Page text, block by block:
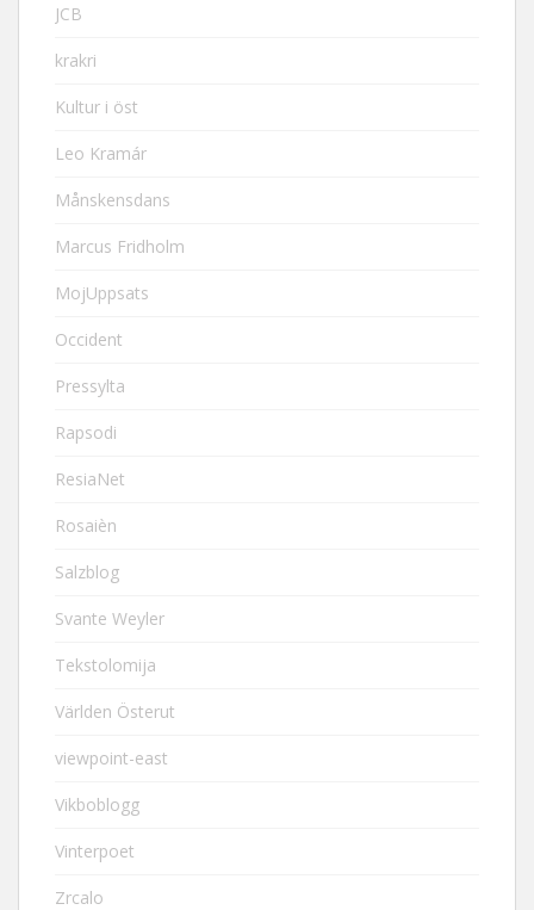
JCB
krakri
Kultur i öst
Leo Kramár
Månskensdans
Marcus Fridholm
MojUppsats
Occident
Pressylta
Rapsodi
ResiaNet
Rosaièn
Salzblog
Svante Weyler
Tekstolomija
Världen Österut
viewpoint-east
Vikboblogg
Vinterpoet
Zrcalo